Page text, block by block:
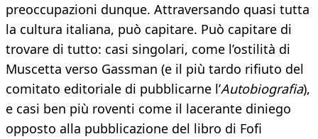
preoccupazioni dunque. Attraversando quasi tutta
la cultura italiana, può capitare. Può capitare di
trovare di tutto: casi singolari, come l’ostilità di
Muscetta verso Gassman (e il più tardo rifiuto del
comitato editoriale di pubblicarne l’Autobiografia),
e casi ben più roventi come il lacerante diniego
opposto alla pubblicazione del libro di Fofi